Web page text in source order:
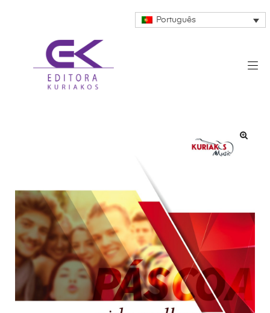
Português